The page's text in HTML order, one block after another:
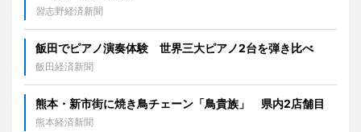
習志野経済新聞
飯田でピアノ演奏体験 世界三大ピアノ2台を弾き比べ
飯田経済新聞
熊本・新市街に焼き鳥チェーン「鳥貴族」 県内2店舗目
熊本経済新聞